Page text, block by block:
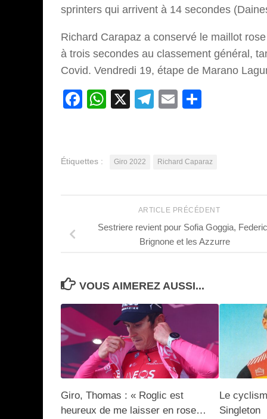
sprinters qui arrivent à 14 secondes
Richard Carapaz a conservé le maillot
à trois secondes au classement général,
Covid. Vendredi 19, étape de Marano
Facebook
WhatsApp
X Telegram
Email
Étiquettes : Giro 2022 Richard Caparaz
ARTICLE PRÉCÉDENT
Sestriere revient pour Sofia Goggia,
Brignone et les Azzurre
VOUS AIMEREZ AUSSI...
Giro, Thomas : « Roglic est
heureux de me laisser en rose…
Le
Singleton